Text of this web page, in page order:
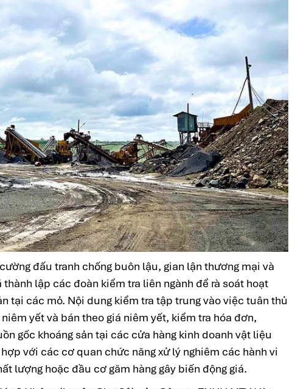
đấu tranh chống buôn lậu, gian lận thương mại và
thành lập các đoàn kiểm tra liên ngành để rà soát hoạt
tại các mỏ. Nội dung kiểm tra tập trung vào việc tuân thủ
yết và bán theo giá niêm yết, kiểm tra hóa đơn,
gốc khoáng sản tại các cửa hàng kinh doanh vật liệu
với các cơ quan chức năng xử lý nghiêm các hành vi
lượng hoặc đầu cơ găm hàng gây biến động giá.